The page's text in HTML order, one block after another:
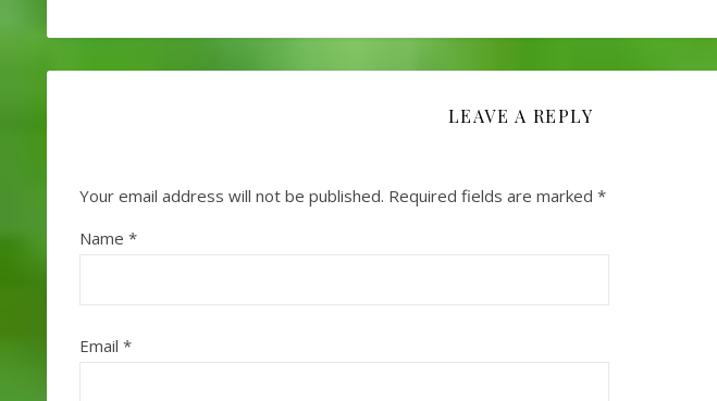
LEAVE A REPLY
Your email address will not be published. Required fields are marked *
Name *
Email *